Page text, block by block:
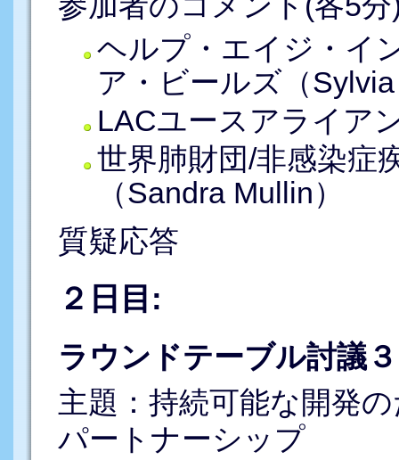
ヘルプ・エイジ・
ア・ビールズ（
LACユースアライア
世界肺財団/非感染
（Sandra Mullin）
質疑応答
２日目:
ラウンドテーブル討議
主題：持続可能な開発
パートナーシップ